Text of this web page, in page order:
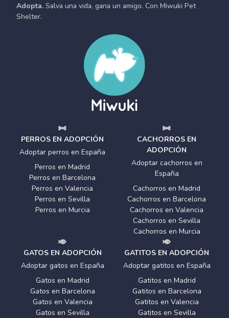
Adopta. Salva una vida, gana un amigo. Con Miwuki Pet
Shelter.
PERROS EN ADOPCIÓN
Adoptar perros en España
Perros en Madrid
Perros en Barcelona
Perros en Valencia
Perros en Sevilla
Perros en Murcia
CACHORROS EN
ADOPCIÓN
Adoptar cachorros en
España
Cachorros en Madrid
Cachorros en Barcelona
Cachorros en Valencia
Cachorros en Sevilla
Cachorros en Murcia
GATOS EN ADOPCIÓN
Adoptar gatos en España
Gatos en Madrid
Gatos en Barcelona
Gatos en Valencia
Gatos en Sevilla
GATITOS EN ADOPCIÓN
Adoptar gatitos en España
Gatitos en Madrid
Gatitos en Barcelona
Gatitos en Valencia
Gatitos en Sevilla